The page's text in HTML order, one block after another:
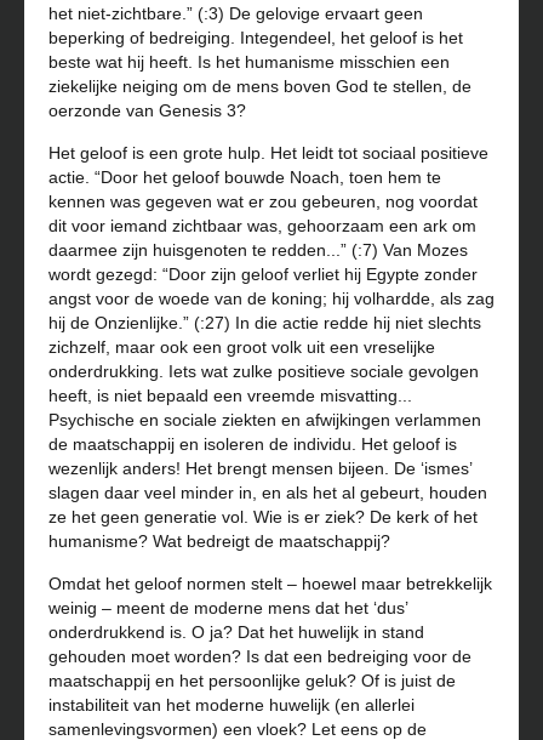
het niet-zichtbare.” (:3) De gelovige ervaart geen
beperking of bedreiging. Integendeel, het geloof is het
beste wat hij heeft. Is het humanisme misschien een
ziekelijke neiging om de mens boven God te stellen, de
oerzonde van Genesis 3?
Het geloof is een grote hulp. Het leidt tot sociaal positieve
actie. “Door het geloof bouwde Noach, toen hem te
kennen was gegeven wat er zou gebeuren, nog voordat
dit voor iemand zichtbaar was, gehoorzaam een ark om
daarmee zijn huisgenoten te redden...” (:7) Van Mozes
wordt gezegd: “Door zijn geloof verliet hij Egypte zonder
angst voor de woede van de koning; hij volhardde, als zag
hij de Onzienlijke.” (:27) In die actie redde hij niet slechts
zichzelf, maar ook een groot volk uit een vreselijke
onderdrukking. Iets wat zulke positieve sociale gevolgen
heeft, is niet bepaald een vreemde misvatting...
Psychische en sociale ziekten en afwijkingen verlammen
de maatschappij en isoleren de individu. Het geloof is
wezenlijk anders! Het brengt mensen bijeen. De ‘ismes’
slagen daar veel minder in, en als het al gebeurt, houden
ze het geen generatie vol. Wie is er ziek? De kerk of het
humanisme? Wat bedreigt de maatschappij?
Omdat het geloof normen stelt – hoewel maar betrekkelijk
weinig – meent de moderne mens dat het ‘dus’
onderdrukkend is. O ja? Dat het huwelijk in stand
gehouden moet worden? Is dat een bedreiging voor de
maatschappij en het persoonlijke geluk? Of is juist de
instabiliteit van het moderne huwelijk (en allerlei
samenlevingsvormen) een vloek? Let eens op de